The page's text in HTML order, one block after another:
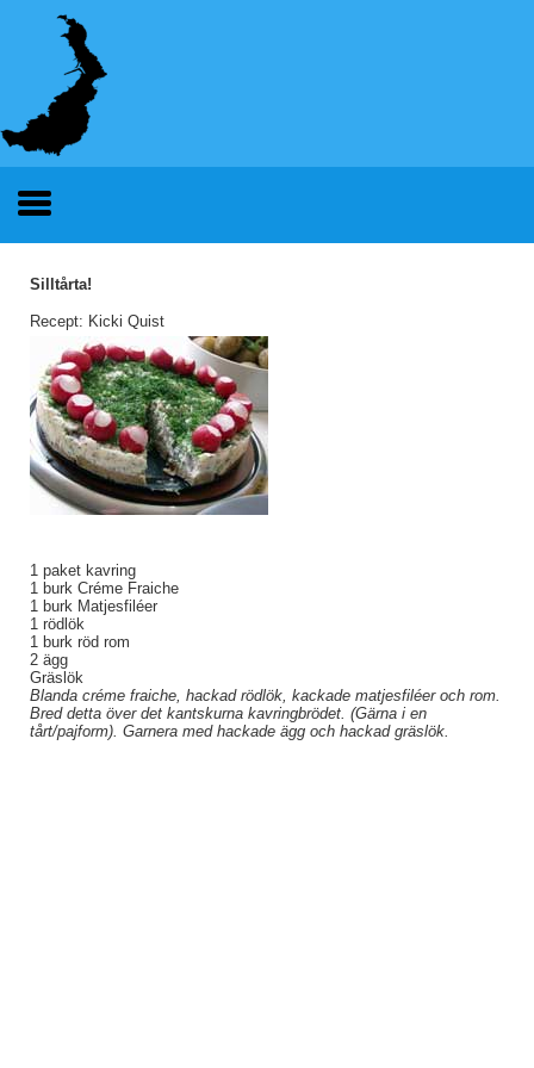
Silltårta!
Recept: Kicki Quist
1 paket kavring
1 burk Créme Fraiche
1 burk Matjesfiléer
1 rödlök
1 burk röd rom
2 ägg
Gräslök
Blanda créme fraiche, hackad rödlök, kackade matjesfiléer och rom.
Bred detta över det kantskurna kavringbrödet. (Gärna i en
tårt/pajform). Garnera med hackade ägg och hackad gräslök.